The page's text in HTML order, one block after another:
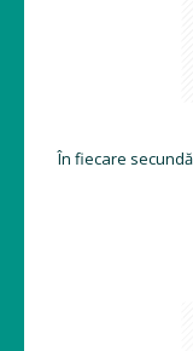
În fiecare